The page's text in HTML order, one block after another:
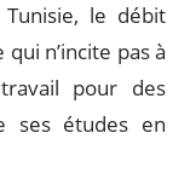
le débit
n’incite pas à
pour des
ses études en